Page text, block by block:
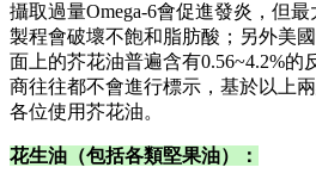
攝取過量Omega-6會促進發炎，但
製程會破壞不飽和脂肪酸；另外美
面上的芥花油普遍含有0.56~4.2%的
商往往都不會進行標示，基於以上
各位使用芥花油。
花生油（包括各類堅果油）：